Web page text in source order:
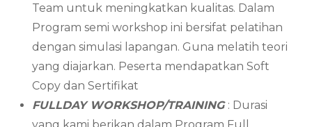
Team untuk meningkatkan kualitas. Dalam
Program semi workshop ini bersifat pelatihan
dengan simulasi lapangan. Guna melatih teori
yang diajarkan. Peserta mendapatkan Soft
Copy dan Sertifikat
FULLDAY WORKSHOP/TRAINING : Durasi